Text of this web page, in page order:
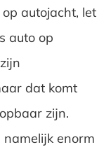
autojacht, let
auto op
dat komt
zijn.
namelijk enorm